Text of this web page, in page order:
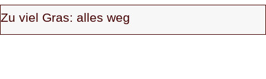
Zu viel Gras: alles weg